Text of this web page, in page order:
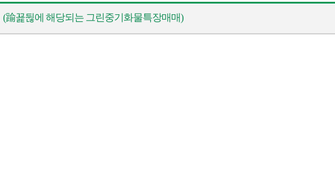
(踰꾩뒪에 해당되는 그린중기화물특장매매)